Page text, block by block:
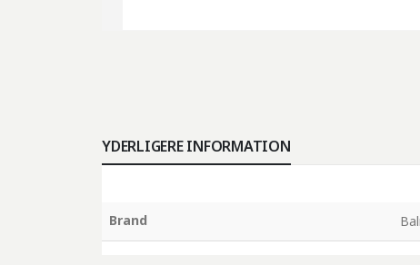
YDERLIGERE INFORMATION
Brand